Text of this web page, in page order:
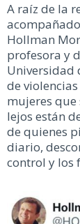
A raíz de la
Hollman
profesora y
Universidad
de
mujeres
lejos están
de quienes
diario,
control y los